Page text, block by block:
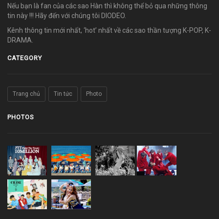
Nếu bạn là fan của các sao Hàn thì không thể bỏ qua những thông
tin này !!! Hãy đến với chúng tôi DIODEO.
Kênh thông tin mới nhất, ‘hot’ nhất về các sao thần tượng K-POP, K-
DRAMA.
CATEGORY
Trang chủ Tin tức Photo
PHOTOS